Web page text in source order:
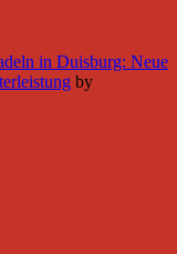
in Duisburg: Neue
by